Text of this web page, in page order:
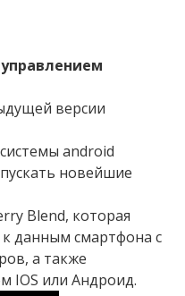
версии
android
новейшие
Blend, которая
к данным смартфона с
а также
IOS или Андроид.